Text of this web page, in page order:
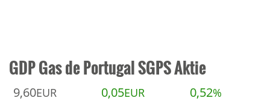
GDP Gas de Portugal SGPS Aktie
9,60EUR 0,05EUR 0,52%